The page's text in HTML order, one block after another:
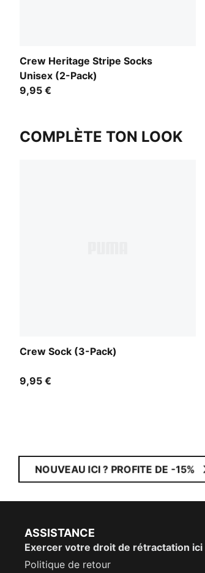
Crew Heritage Stripe Socks
Unisex (2-Pack)
9,95 €
COMPLÈTE TON LOOK
Crew Sock (3-Pack)
9,95 €
NOUVEAU ICI ? PROFITE DE -15%
ASSISTANCE
Exercer votre droit de rétractation ici
Politique de retour